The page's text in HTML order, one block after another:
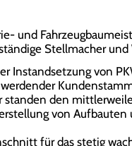
und
Stellmacher
Instandsetzung von
den
von
für das stetig